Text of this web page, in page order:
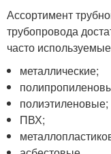
Ассортимент
трубопровода
часто
металлические;
полиэтиленовые;
ПВХ;